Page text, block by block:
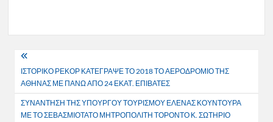
Πλοήγηση
άρθρων
ΙΣΤΟΡΙΚΟ ΡΕΚΟΡ ΚΑΤΕΓΡΑΨΕ ΤΟ 2018 ΤΟ ΑΕΡΟΔΡΟΜΙΟ ΤΗΣ
ΑΘΗΝΑΣ ΜΕ ΠΑΝΩ ΑΠΟ 24 ΕΚΑΤ. ΕΠΙΒΑΤΕΣ
ΣΥΝΑΝΤΗΣΗ ΤΗΣ ΥΠΟΥΡΓΟΥ ΤΟΥΡΙΣΜΟΥ ΕΛΕΝΑΣ ΚΟΥΝΤΟΥΡΑ
ΜΕ ΤΟ ΣΕΒΑΣΜΙΟΤΑΤΟ ΜΗΤΡΟΠΟΛΙΤΗ ΤΟΡΟΝΤΟ Κ. ΣΩΤΗΡΙΟ